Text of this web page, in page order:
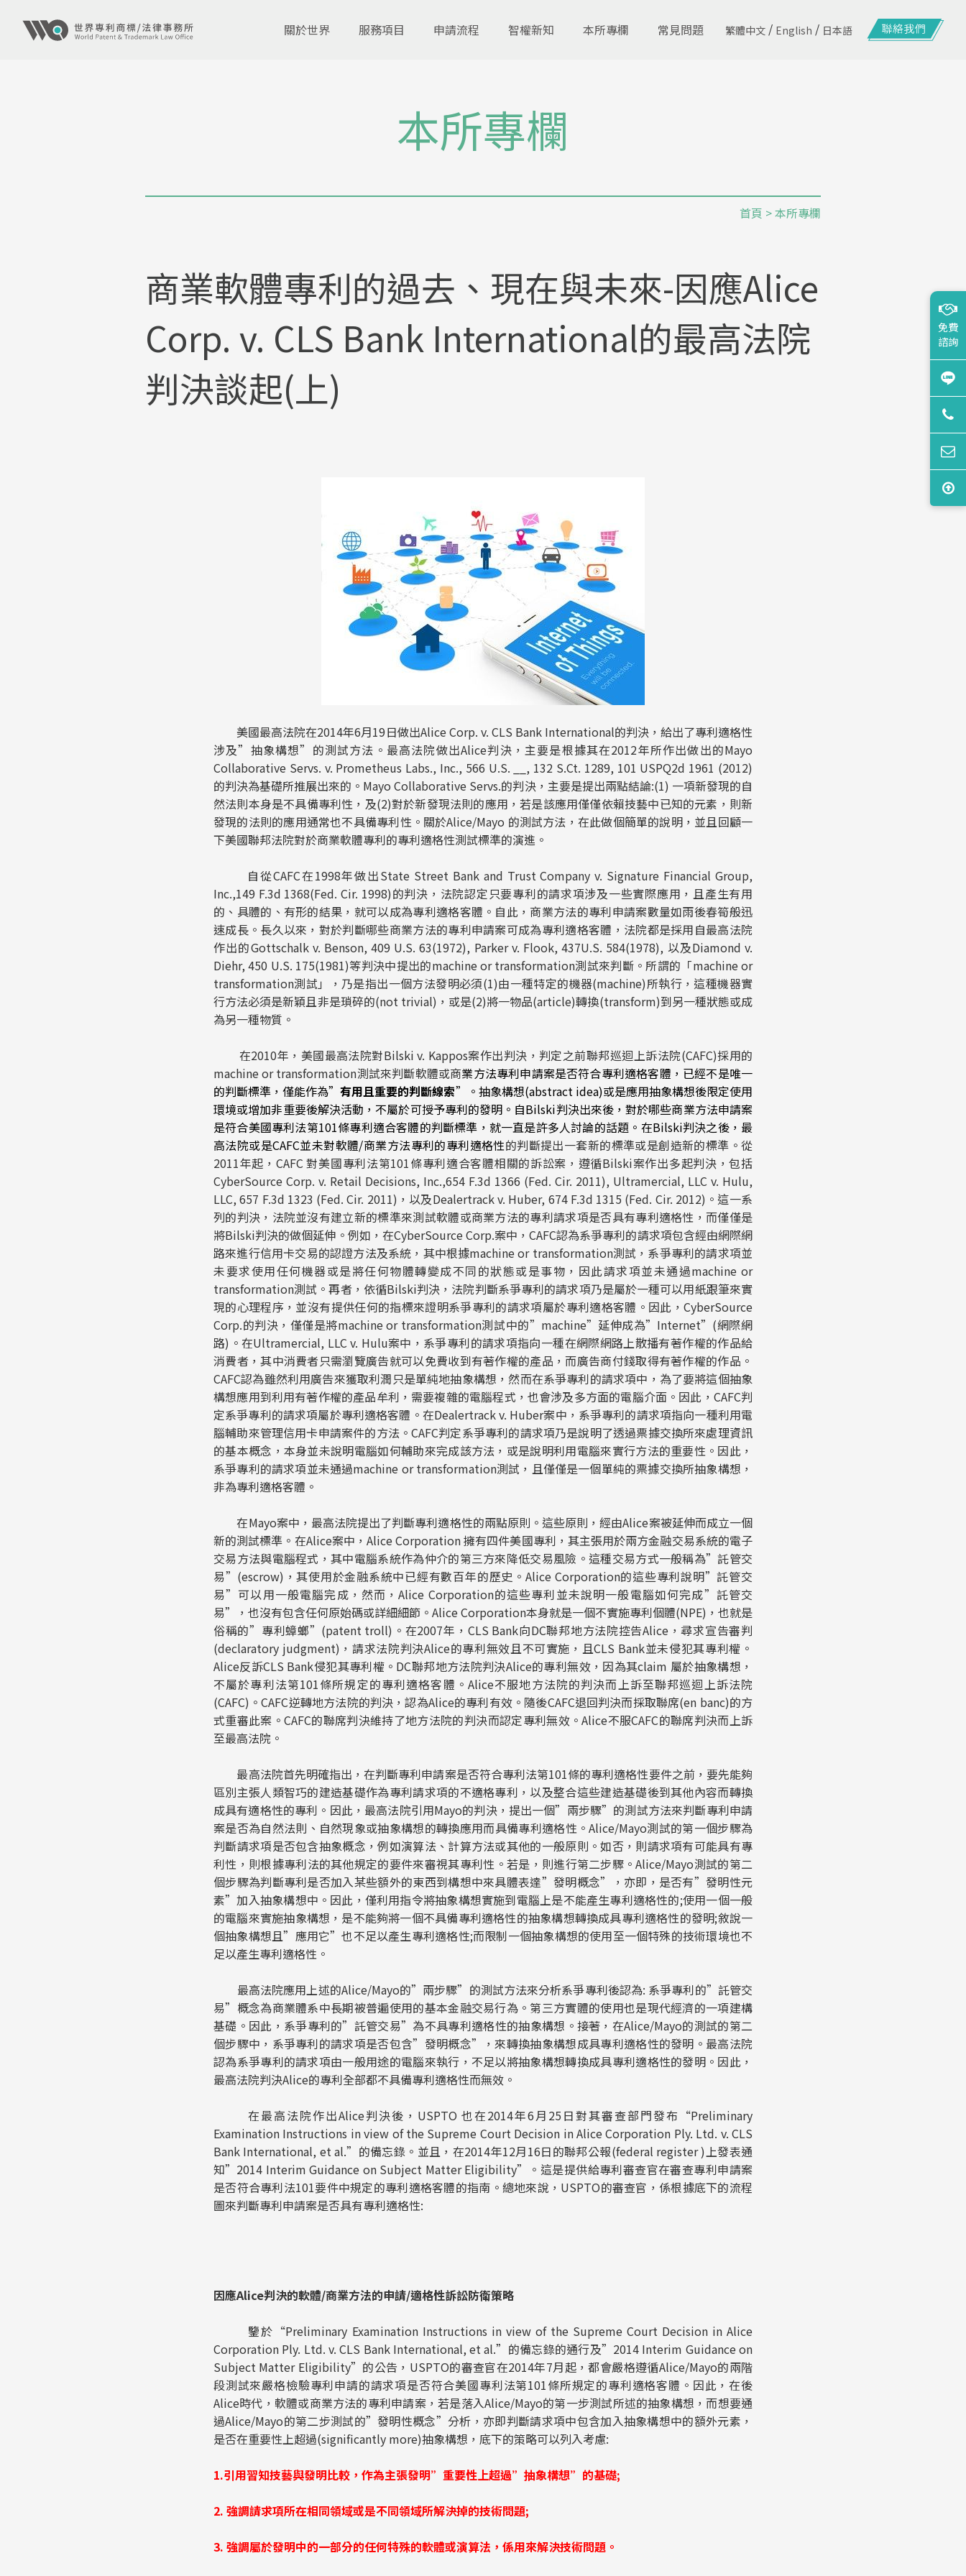
關於世界 服務項目 申請流程 智權新知 本所專欄 常見問題 繁體中文 / English / 日本語
本所專欄
首頁 >本所專欄
商業軟體專利的過去、現在與未來-因應Alice
Corp. v. CLS Bank International的最高法院
判決談起(上)
美國最高法院在2014年6月19日做出Alice Corp. v. CLS Bank International的判決，給出了專利適格性
涉及”抽象構想”的測試方法。最高法院做出Alice判決，主要是根據其在2012年所作出做出的Mayo
Collaborative Servs. v. Prometheus Labs., Inc., 566 U.S. __, 132 S.Ct. 1289, 101 USPQ2d 1961 (2012)
的判決為基礎所推展出來的。 Mayo Collaborative Servs.的判決，主要是提出兩點結論:(1) 一項新發現的自
然法則本身是不具備專利性，及(2)對於新發現法則的應用，若是該應用僅僅依賴技藝中已知的元素，則新
發現的法則的應用通常也不具備專利性。關於Alice/Mayo 的測試方法，在此做個簡單的說明，並且回顧一
下美國聯邦法院對於商業軟體專利的專利適格性測試標準的演進。
自從CAFC在1998年做出State Street Bank and Trust Company v. Signature Financial Group,
Inc.,149 F.3d 1368(Fed. Cir. 1998)的判決，法院認定只要專利的請求項涉及一些實際應用，且產生有用
的、具體的、有形的結果，就可以成為專利適格客體。自此，商業方法的專利申請案數量如雨後春筍般迅
速成長。長久以來，對於判斷哪些商業方法的專利申請案可成為專利適格客體，法院都是採用自最高法院
作出的Gottschalk v. Benson, 409 U.S. 63(1972), Parker v. Flook, 437U.S. 584(1978), 以及Diamond v.
Diehr,450 U.S. 175(1981)等判決中提出的machine or transformation測試來判斷。所謂的「machine or
transformation測試」，乃是指出一個方法發明必須(1)由一種特定的機器(machine)所執行，這種機器實
行方法必須是新穎且非是瑣碎的(not trivial)，或是(2)將一物品(article)轉換(transform)到另一種狀態或成
為另一種物質。
在2010年，美國最高法院對Bilski v. Kappos案作出判決，判定之前聯邦巡迴上訴法院(CAFC)採用的
machine or transformation測試來判斷軟體或商業方法專利申請案是否符合專利適格客體，已經不是唯一
的判斷標準，僅能作為”有用且重要的判斷線索”。抽象構想(abstract idea)或是應用抽象構想後限定使用
環境或增加非重要後解決活動，不屬於可授予專利的發明。自Bilski判決出來後，對於哪些商業方法申請案
是符合美國專利法第101條專利適合客體的判斷標準，就一直是許多人討論的話題。在Bilski判決之後，最
高法院或是CAFC並未對軟體/商業方法專利的專利適格性的判斷提出一套新的標準或是創造新的標準。從
2011年起，CAFC 對美國專利法第101條專利適合客體相關的訴訟案，遵循Bilski案作出多起判決，包括
CyberSource Corp. v. Retail Decisions, Inc.,654 F.3d 1366 (Fed. Cir. 2011), Ultramercial, LLC v. Hulu,
LLC, 657 F.3d 1323 (Fed. Cir. 2011)，以及Dealertrack v. Huber, 674 F.3d 1315 (Fed. Cir. 2012)。這一系
列的判決，法院並沒有建立新的標準來測試軟體或商業方法的專利請求項是否具有專利適格性，而僅僅是
將Bilski判決的做個延伸。例如，在CyberSource Corp.案中，CAFC認為系爭專利的請求項包含經由網際網
路來進行信用卡交易的認證方法及系統，其中根據machine or transformation測試，系爭專利的請求項並
未要求使用任何機器或是將任何物體轉變成不同的狀態或是事物，因此請求項並未通過machine or
transformation測試。再者，依循Bilski判決，法院判斷系爭專利的請求項乃是屬於一種可以用紙跟筆來實
現的心理程序，並沒有提供任何的指標來證明系爭專利的請求項屬於專利適格客體。因此， CyberSource
Corp.的判決，僅僅是將machine or transformation測試中的”machine”延伸成為”Internet”(網際網
路)。在Ultramercial, LLCv. Hulu案中，系爭專利的請求項指向一種在網際網路上散播有著作權的作品給
消費者，其中消費者只需瀏覽廣告就可以免費收到有著作權的產品，而廣告商付錢取得有著作權的作品。
CAFC認為雖然利用廣告來獲取利潤只是單純地抽象構想，然而在系爭專利的請求項中，為了要將這個抽象
構想應用到利用有著作權的產品牟利，需要複雜的電腦程式，也會涉及多方面的電腦介面。因此，CAFC判
定系爭專利的請求項屬於專利適格客體。在Dealertrack v. Huber案中，系爭專利的請求項指向一種利用電
腦輔助來管理信用卡申請案件的方法。CAFC判定系爭專利的請求項乃是說明了透過票據交換所來處理資訊
的基本概念，本身並未說明電腦如何輔助來完成該方法，或是說明利用電腦來實行方法的重要性。因此，
系爭專利的請求項並未通過machine or transformation測試，且僅僅是一個單純的票據交換所抽象構想，
非為專利適格客體。
在Mayo案中，最高法院提出了判斷專利適格性的兩點原則。這些原則，經由Alice案被延伸而成立一個
新的測試標準。在Alice案中，Alice Corporation 擁有四件美國專利，其主張用於兩方金融交易系統的電子
交易方法與電腦程式，其中電腦系統作為仲介的第三方來降低交易風險。這種交易方式一般稱為”託管交
易”(escrow)，其使用於金融系統中已經有數百年的歷史。Alice Corporation的這些專利說明”託管交
易”可以用一般電腦完成，然而，Alice Corporation的這些專利並未說明一般電腦如何完成”託管交
易”，也沒有包含任何原始碼或詳細細節。Alice Corporation本身就是一個不實施專利個體(NPE)，也就是
俗稱的”專利蟑螂”(patent troll)。在2007年，CLS Bank向DC聯邦地方法院控告Alice，尋求宣告審判
(declaratory judgment)，請求法院判決Alice的專利無效且不可實施，且CLS Bank並未侵犯其專利權。
Alice反訴CLS Bank侵犯其專利權。DC聯邦地方法院判決Alice的專利無效，因為其claim 屬於抽象構想，
不屬於專利法第101條所規定的專利適格客體。Alice不服地方法院的判決而上訴至聯邦巡迴上訴法院
(CAFC)。CAFC逆轉地方法院的判決，認為Alice的專利有效。隨後CAFC退回判決而採取聯席(en banc)的方
式重審此案。CAFC的聯席判決維持了地方法院的判決而認定專利無效。Alice不服CAFC的聯席判決而上訴
至最高法院。
最高法院首先明確指出，在判斷專利申請案是否符合專利法第101條的專利適格性要件之前，要先能夠
區別主張人類智巧的建造基礎作為專利請求項的不適格專利，以及整合這些建造基礎後到其他內容而轉換
成具有適格性的專利。因此，最高法院引用Mayo的判決，提出一個”兩步驟”的測試方法來判斷專利申請
案是否為自然法則、自然現象或抽象構想的轉換應用而具備專利適格性。Alice/Mayo測試的第一個步驟為
判斷請求項是否包含抽象概念，例如演算法、計算方法或其他的一般原則。如否，則請求項有可能具有專
利性，則根據專利法的其他規定的要件來審視其專利性。若是，則進行第二步驟。Alice/Mayo測試的第二
個步驟為判斷專利是否加入某些額外的東西到構想中來具體表達”發明概念”，亦即，是否有”發明性元
素”加入抽象構想中。因此，僅利用指令將抽象構想實施到電腦上是不能產生專利適格性的;使用一個一般
的電腦來實施抽象構想，是不能夠將一個不具備專利適格性的抽象構想轉換成具專利適格性的發明;敘說一
個抽象構想且”應用它”也不足以產生專利適格性;而限制一個抽象構想的使用至一個特殊的技術環境也不
足以產生專利適格性。
最高法院應用上述的Alice/Mayo的”兩步驟”的測試方法來分析系爭專利後認為: 系爭專利的”託管交
易”概念為商業體系中長期被普遍使用的基本金融交易行為。第三方實體的使用也是現代經濟的一項建構
基礎。因此，系爭專利的”託管交易”為不具專利適格性的抽象構想。接著，在Alice/Mayo的測試的第二
個步驟中，系爭專利的請求項是否包含”發明概念”，來轉換抽象構想成具專利適格性的發明。最高法院
認為系爭專利的請求項由一般用途的電腦來執行，不足以將抽象構想轉換成具專利適格性的發明。因此，
最高法院判決Alice的專利全部都不具備專利適格性而無效。
在最高法院作出Alice判決後，USPTO 也在2014年6月25日對其審查部門發布“Preliminary
Examination Instructions in view of the Supreme Court Decision in Alice Corporation Ply. Ltd. v. CLS
Bank International, et al.”的備忘錄。並且，在2014年12月16日的聯邦公報(federal register )上發表通
知”2014 Interim Guidance on Subject Matter Eligibility”。這是提供給專利審查官在審查專利申請案
是否符合專利法101要件中規定的專利適格客體的指南。總地來說，USPTO的審查官，係根據底下的流程
圖來判斷專利申請案是否具有專利適格性:
因應Alice判決的軟體/商業方法的申請/適格性訴訟防衛策略
鑒於“Preliminary Examination Instructions in view of the Supreme Court Decision in Alice
Corporation Ply. Ltd. v. CLS Bank International, et al.”的備忘錄的通行及”2014 Interim Guidance on
Subject Matter Eligibility”的公告，USPTO的審查官在2014年7月起，都會嚴格遵循Alice/Mayo的兩階
段測試來嚴格檢驗專利申請的請求項是否符合美國專利法第101條所規定的專利適格客體。因此，在後
Alice時代，軟體或商業方法的專利申請案，若是落入Alice/Mayo的第一步測試所述的抽象構想，而想要通
過Alice/Mayo的第二步測試的”發明性概念”分析，亦即判斷請求項中包含加入抽象構想中的額外元素，
是否在重要性上超過(significantly more)抽象構想，底下的策略可以列入考慮:
1.引用習知技藝與發明比較，作為主張發明” 重要性上超過” 抽象構想” 的基礎;
2. 強調請求項所在相同領域或是不同領域所解決掉的技術問題;
3. 強調屬於發明中的一部分的任何特殊的軟體或演算法，係用來解決技術問題。
免費
諮詢